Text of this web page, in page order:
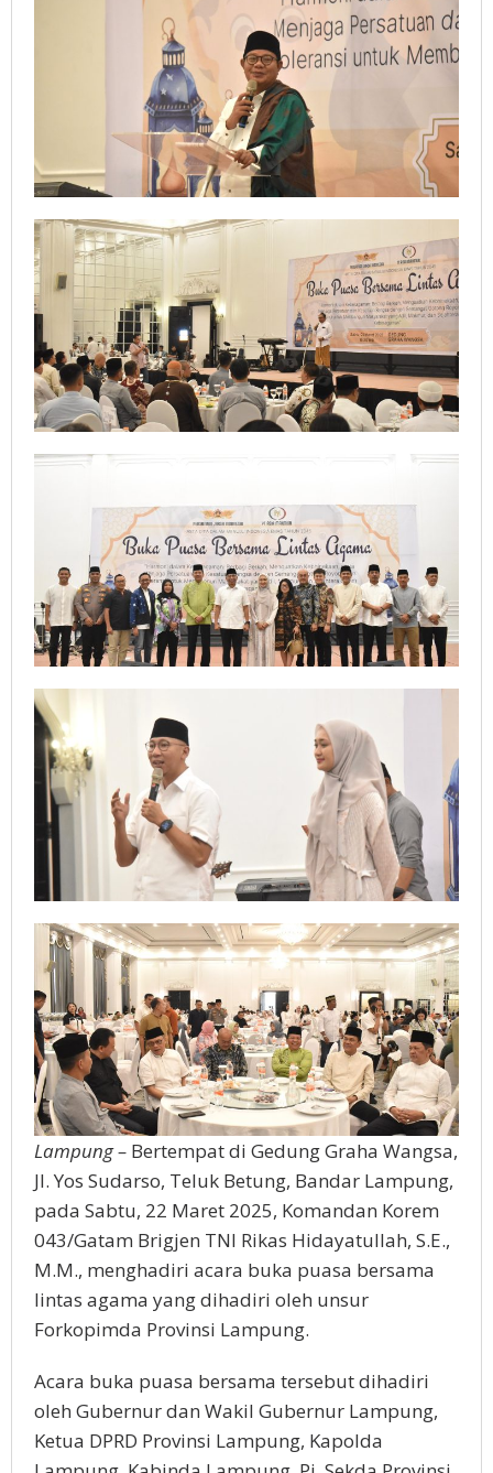
Lampung – Bertempat di Gedung Graha Wangsa,
Jl. Yos Sudarso, Teluk Betung, Bandar Lampung,
pada Sabtu, 22 Maret 2025, Komandan Korem
043/Gatam Brigjen TNI Rikas Hidayatullah, S.E.,
M.M., menghadiri acara buka puasa bersama
lintas agama yang dihadiri oleh unsur
Forkopimda Provinsi Lampung.
Acara buka puasa bersama tersebut dihadiri
oleh Gubernur dan Wakil Gubernur Lampung,
Ketua DPRD Provinsi Lampung, Kapolda